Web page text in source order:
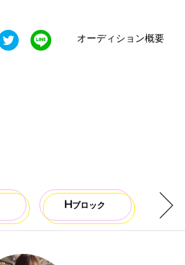
オーディション概要
Hブロック I